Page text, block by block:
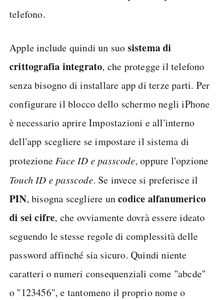
telefono.
Apple include quindi un suo sistema di
crittografia integrato, che protegge il telefono
senza bisogno di installare app di terze parti. Per
configurare il blocco dello schermo negli iPhone
è necessario aprire Impostazioni e all'interno
dell'app scegliere se impostare il sistema di
protezioneFace ID e passcode, oppure l'opzione
Touch ID e passcode. Se invece si preferisce il
PIN, bisogna scegliere uncodice alfanumerico
di sei cifre, che ovviamente dovrà essere ideato
seguendo le stesse regole di complessità delle
password affinché sia sicuro. Quindi niente
caratteri o numeri consequenziali come "abcde"
o "123456", e tantomeno il proprio nome o